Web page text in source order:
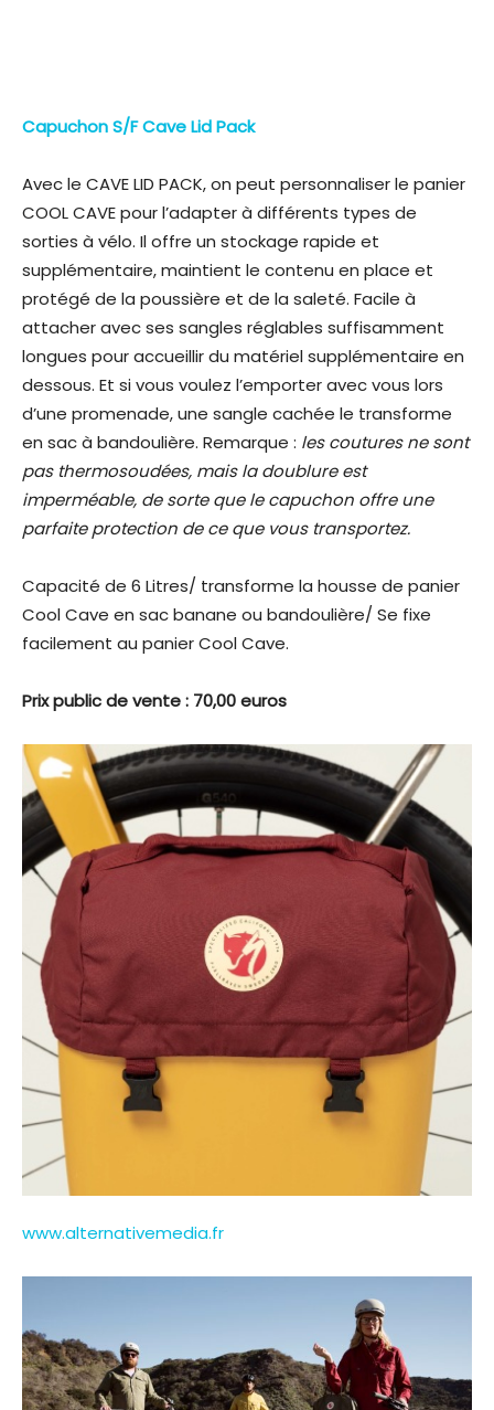
Capuchon S/F Cave Lid Pack
Avec le CAVE LID PACK, on peut personnaliser le panier
COOL CAVE pour l’adapter à différents types de
sorties à vélo. Il offre un stockage rapide et
supplémentaire, maintient le contenu en place et
protégé de la poussière et de la saleté. Facile à
attacher avec ses sangles réglables suffisamment
longues pour accueillir du matériel supplémentaire en
dessous. Et si vous voulez l’emporter avec vous lors
d’une promenade, une sangle cachée le transforme
en sac à bandoulière. Remarque : les coutures ne sont
pas thermosoudées, mais la doublure est
imperméable, de sorte que le capuchon offre une
parfaite protection de ce que vous transportez.
Capacité de 6 Litres/ transforme la housse de panier
Cool Cave en sac banane ou bandoulière/ Se fixe
facilement au panier Cool Cave.
Prix public de vente : 70,00 euros
www.alternativemedia.fr